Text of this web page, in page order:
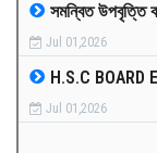
CO-CURRICULUM
RESULTS
সমন্বিত উপবৃত্তি
Jul 01,2026
H.S.C BOARD
Jul 01,2026